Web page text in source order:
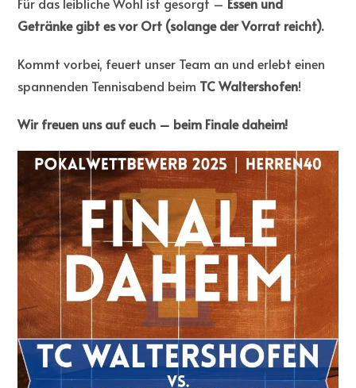
Getränke gibt es vor Ort (solange der Vorrat reicht).
Kommt vorbei, feuert unser Team an und erlebt einen
spannenden Tennisabend beim TC Waltershofen!
Wir freuen uns auf euch – beim Finale daheim!